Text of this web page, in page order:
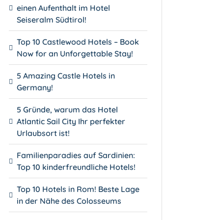
einen Aufenthalt im Hotel
Seiseralm Südtirol!
Top 10 Castlewood Hotels – Book
Now for an Unforgettable Stay!
5 Amazing Castle Hotels in
Germany!
5 Gründe, warum das Hotel
Atlantic Sail City Ihr perfekter
Urlaubsort ist!
Familienparadies auf Sardinien:
Top 10 kinderfreundliche Hotels!
Top 10 Hotels in Rom! Beste Lage
in der Nähe des Colosseums